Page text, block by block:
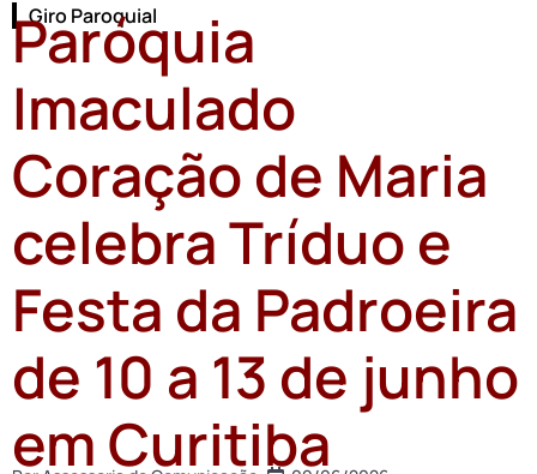
Giro Paroquial
Paróquia
Imaculado
Coração de Maria
celebra Tríduo e
Festa da Padroeira
de 10 a 13 de junho
em Curitiba